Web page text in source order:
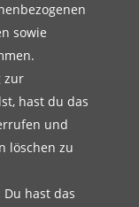
sowie
zur
hast du das
und
löschen zu
hast das